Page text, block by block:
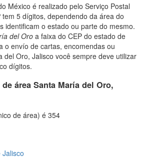
México é realizado pelo Serviço Postal
tem 5 dígitos, dependendo da área do
identificam o estado ou parte do mesmo.
del Oro a faixa do CEP do estado de
o envío de cartas, encomendas ou
del Oro, Jalisco você sempre deve utilizar
dígitos.
área Santa María del Oro,
de área) é 354
Jalisco